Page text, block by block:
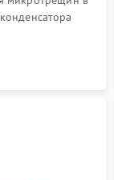
осушителя и
засоров.